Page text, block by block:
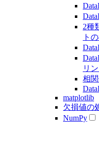
2種
ト
リ
相
matplotlib
欠損値の
NumPy